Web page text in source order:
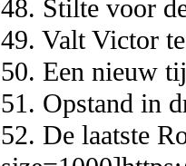
48. Stilte voor
49. Valt Victor
50. Een nieuw
51. Opstand in
52. De laatste